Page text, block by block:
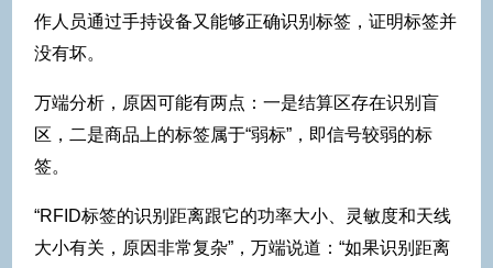
作人员通过手持设备又能够正确识别标签，证明标签并
没有坏。
万端分析，原因可能有两点：一是结算区存在识别盲
区，二是商品上的标签属于“弱标”，即信号较弱的标
签。
“RFID标签的识别距离跟它的功率大小、灵敏度和天线
大小有关，原因非常复杂”，万端说道：“如果识别距离